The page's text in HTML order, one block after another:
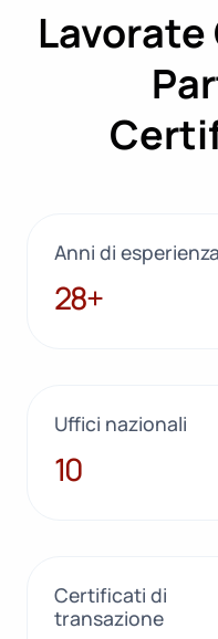
Lavorate
Anni di esperienza
28+
28+
Uffici nazionali
10
10
Certificati di
transazione